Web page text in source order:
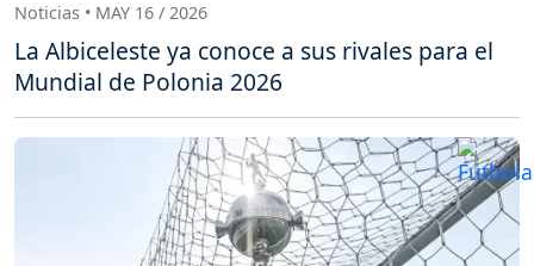
Noticias • MAY 16 / 2026
La Albiceleste ya conoce a sus rivales para el
Mundial de Polonia 2026